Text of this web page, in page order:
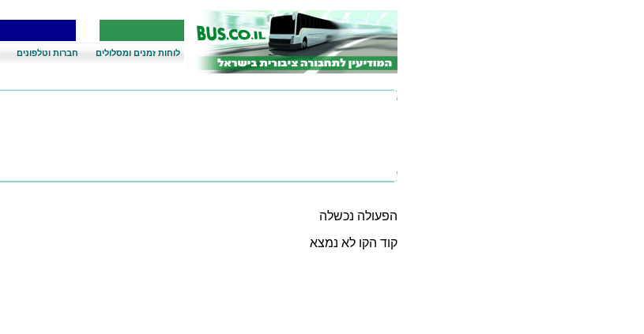
לוחות זמנים ומסלולים חברות וטלפונים
הפעולה נכשלה
קוד הקו לא נמצא